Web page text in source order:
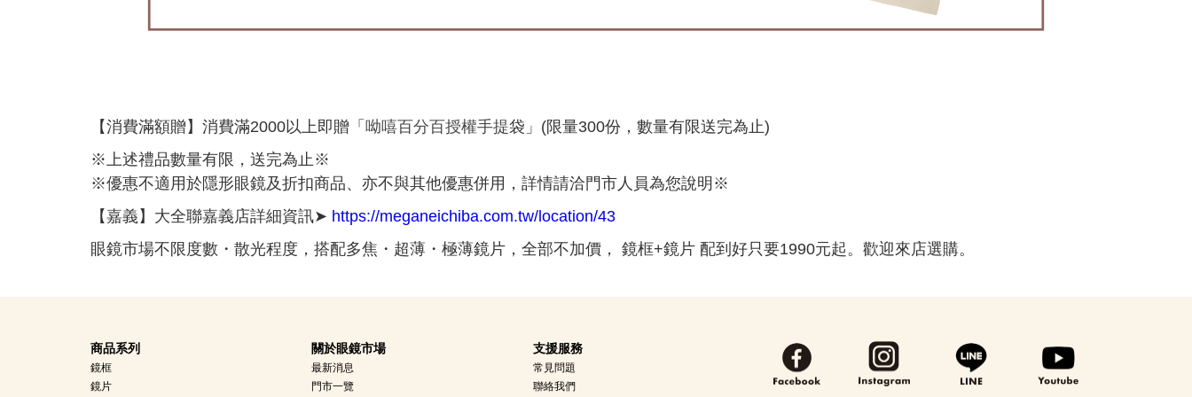
【消費滿額贈】消費滿2000以上即贈「 呦嘻百分百授權手提袋」(限量300份，數量有限送完為止)
※上述禮品數量有限，送完為止※
※優惠不適用於隱形眼鏡及折扣商品、亦不與其他優惠併用，詳情請洽門市人員為您說明※
【嘉義】大全聯嘉義店詳細資訊➤ https://meganeichiba.com.tw/location/43
眼鏡市場不限度數・散光程度，搭配多焦・超薄・極薄鏡片，全部不加價， 鏡框+鏡片 配到好只要1990元起。歡迎來店選購。
商品系列
鏡框
鏡片
關於眼鏡市場
最新消息
門市一覽
支援服務
常見問題
聯絡我們